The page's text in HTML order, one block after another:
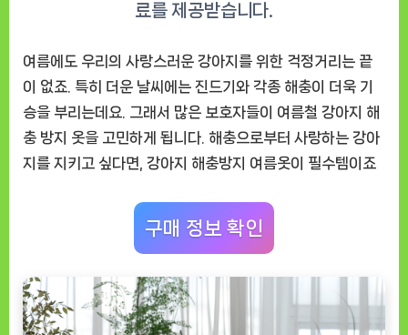
대
견
을
위
한
여름에도 우리의 사랑스러운 강아지를 위한 걱정거리는 끝
이 없죠. 특히 더운 날씨에는 진드기와 각종 해충이 더욱 기
승을 부리는데요. 그래서 많은 보호자들이 여름철 강아지 해
충 방지 옷을 고민하게 됩니다. 해충으로부터 사랑하는 강아
지를 지키고 싶다면, 강아지 해충방지 여름옷이 필수템이죠
구매 정보 확인